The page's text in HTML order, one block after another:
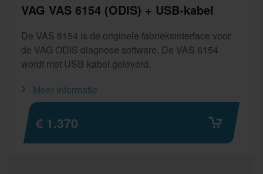
VAG VAS 6154 (ODIS) + USB-kabel
De VAS 6154 is de originele fabrieksinterface voor
de VAG ODIS diagnose software. De VAS 6154
wordt met USB-kabel geleverd.
Meer informatie
€ 1.370